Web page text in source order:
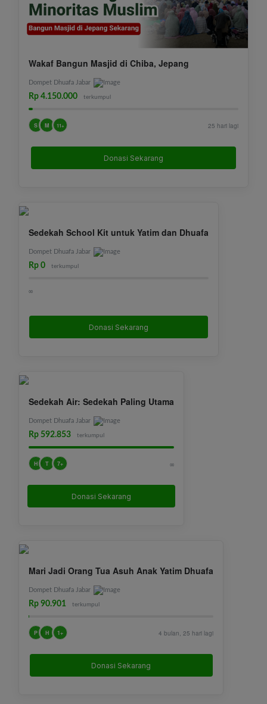
Wakaf Bangun Masjid di Chiba, Jepang
Dompet Dhuafa Jabar
Rp 4.150.000 terkumpul
S M 11+ 25 hari lagi
Donasi Sekarang
Sedekah School Kit untuk Yatim dan Dhuafa
Dompet Dhuafa Jabar
Rp 0 terkumpul
∞
Donasi Sekarang
Sedekah Air: Sedekah Paling Utama
Dompet Dhuafa Jabar
Rp 592.853 terkumpul
H T 7+ ∞
Donasi Sekarang
Mari Jadi Orang Tua Asuh Anak Yatim Dhuafa
Dompet Dhuafa Jabar
Rp 90.901 terkumpul
P H 1+ 4 bulan, 25 hari lagi
Donasi Sekarang